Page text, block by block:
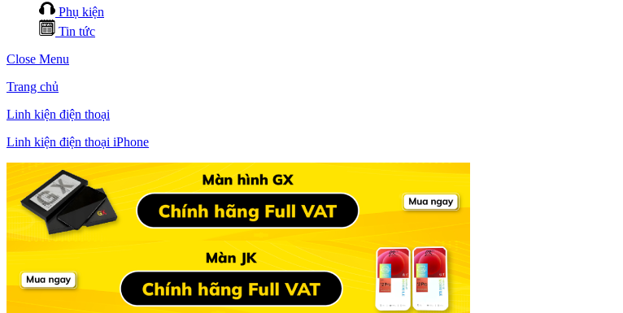
Phụ kiện
Tin tức
Close Menu
Trang chủ
Linh kiện điện thoại
Linh kiện điện thoại iPhone